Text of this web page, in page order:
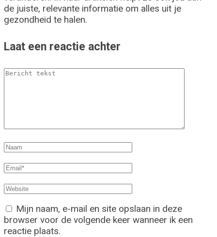
de juiste, relevante informatie om alles uit je
gezondheid te halen.
Laat een reactie achter
Mijn naam, e-mail en site opslaan in deze
browser voor de volgende keer wanneer ik een
reactie plaats.